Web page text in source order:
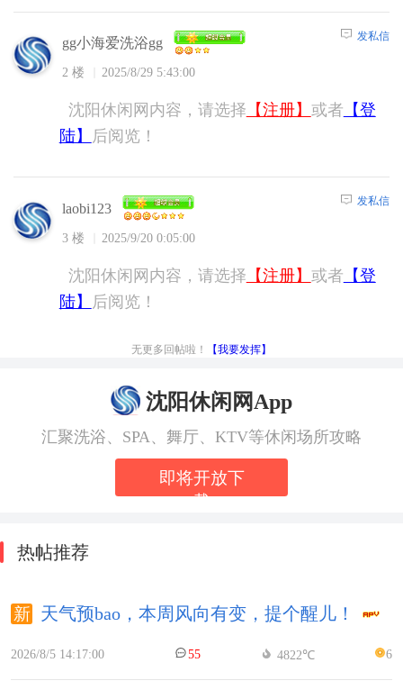
gg小海爱洗浴gg
2 楼 2025/8/29 5:43:00
发私信
沈阳休闲网内容，请选择 【注册】 或者 【登
陆】
后阅览！
laobi123
3 楼 2025/9/20 0:05:00
发私信
沈阳休闲网内容，请选择 【注册】 或者 【登
陆】
后阅览！
无更多回帖啦！ 【我要发挥】
沈阳休闲网App
汇聚洗浴、SPA、舞厅、KTV等休闲场所攻略
即将开放下
载
热帖推荐
天气预bao，本周风向有变，提个醒儿！
2026/8/5 14:17:00 55 4822℃ 6